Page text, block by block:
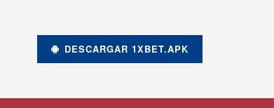
DESCARGAR 1XBET.APK